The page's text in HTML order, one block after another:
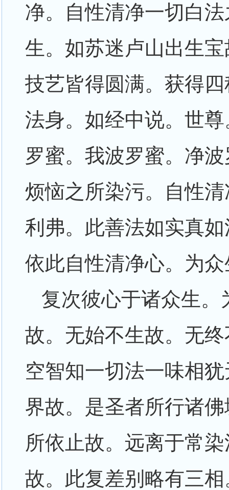
净。自性清净一切白
生。如苏迷卢山出生
技艺皆得圆满。获得
法身。如经中说。世
罗蜜。我波罗蜜。净
烦恼之所染污。自性
利弗。此善法如实真
依此自性清净心。为
复次彼心于诸众生
故。无始不生故。无
空智知一切法一味相
界故。是圣者所行诸
所依止故。远离于常
故。此复差别略有三